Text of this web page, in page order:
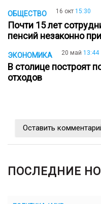
ОБЩЕСТВО 16 окт 15:30
Почти 15 лет
пенсий незаконно
ЭКОНОМИКА 20 май 13:44
В столице построят
отходов
Оставить
ПОСЛЕДНИЕ